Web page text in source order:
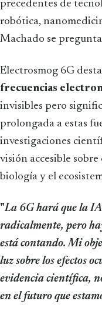
precedentes de
robótica,
Machado se
Electrosmog 6G
frecuencias
invisibles pero
prolongada a estas
investigaciones
visión accesible
biología y el
"La 6G hará que la
radicalmente, pero
está contando. Mi
luz sobre los efectos
evidencia científica,
en el futuro que